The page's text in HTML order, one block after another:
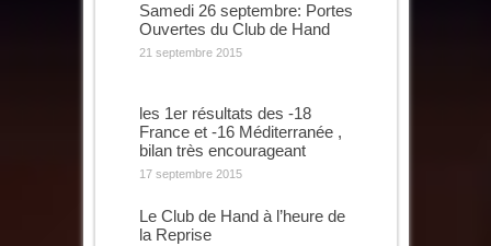
Samedi 26 septembre: Portes
Ouvertes du Club de Hand
21 septembre 2015
les 1er résultats des -18
France et -16 Méditerranée ,
bilan très encourageant
17 septembre 2015
Le Club de Hand à l’heure de
la Reprise